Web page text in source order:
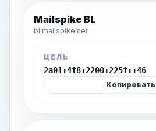
Mailspike BL
bl.mailspike.net
ЦЕЛЬ
2a01:4f8:2200:225f::46
Копировать